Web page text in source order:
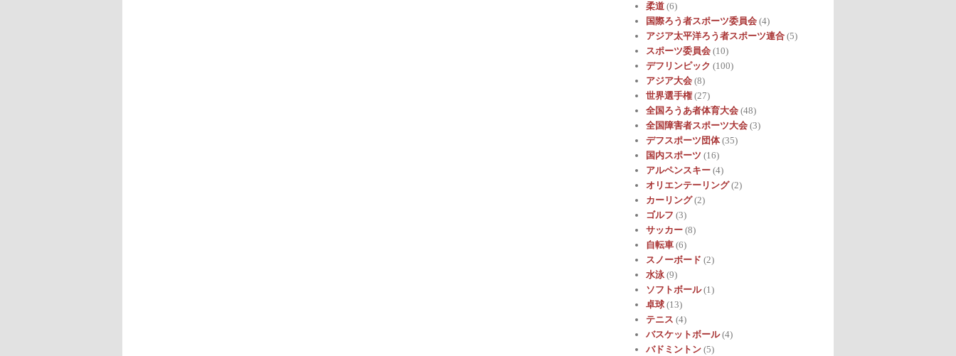
柔道 (6)
国際ろう者スポーツ委員会 (4)
アジア太平洋ろう者スポーツ連合 (5)
スポーツ委員会 (10)
デフリンピック (100)
アジア大会 (8)
世界選手権(27)
全国ろうあ者体育大会 (48)
全国障害者スポーツ大会 (3)
デフスポーツ団体(35)
国内スポーツ (16)
アルペンスキー (4)
オリエンテーリング(2)
カーリング(2)
ゴルフ (3)
サッカー (8)
自転車 (6)
スノーボード (2)
水泳(9)
ソフトボール(1)
卓球 (13)
テニス (4)
バスケットボール(4)
バドミントン (5)